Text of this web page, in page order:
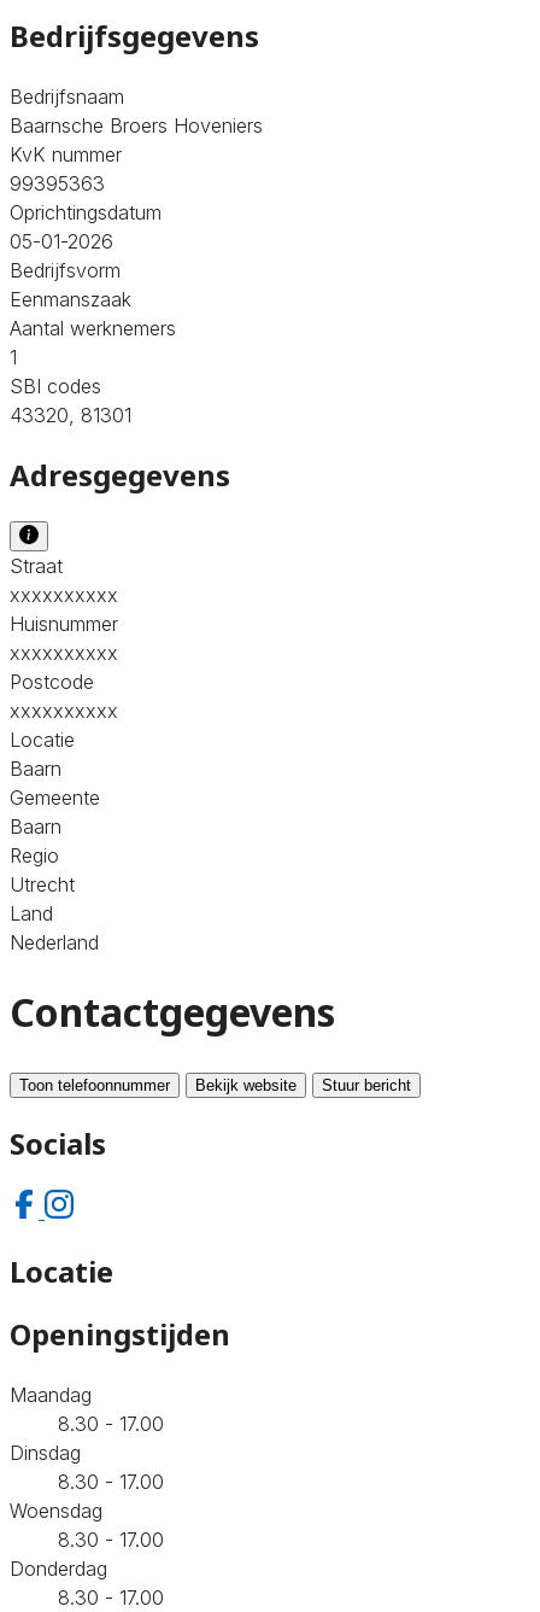
Bedrijfsgegevens
Bedrijfsnaam
Baarnsche Broers Hoveniers
KvK nummer
99395363
Oprichtingsdatum
05-01-2026
Bedrijfsvorm
Eenmanszaak
Aantal werknemers
1
SBI codes
43320, 81301
Adresgegevens
Straat
xxxxxxxxxx
Huisnummer
xxxxxxxxxx
Postcode
xxxxxxxxxx
Locatie
Baarn
Gemeente
Baarn
Regio
Utrecht
Land
Nederland
Contactgegevens
Toon telefoonnummer Bekijk website Stuur bericht
Socials
Locatie
Openingstijden
Maandag
8.30 - 17.00
Dinsdag
8.30 - 17.00
Woensdag
8.30 - 17.00
Donderdag
8.30 - 17.00